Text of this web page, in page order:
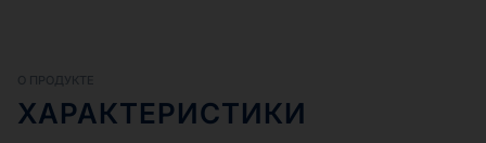
О ПРОДУКТЕ
ХАРАКТЕРИСТИКИ